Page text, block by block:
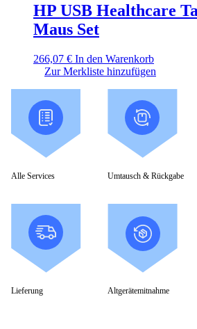
HP USB Healthcare
Maus Set
266,07 € In den Warenkorb
Zur Merkliste hinzufügen
Alle Services Umtausch & Rückgabe
Lieferung Altgerätemitnahme